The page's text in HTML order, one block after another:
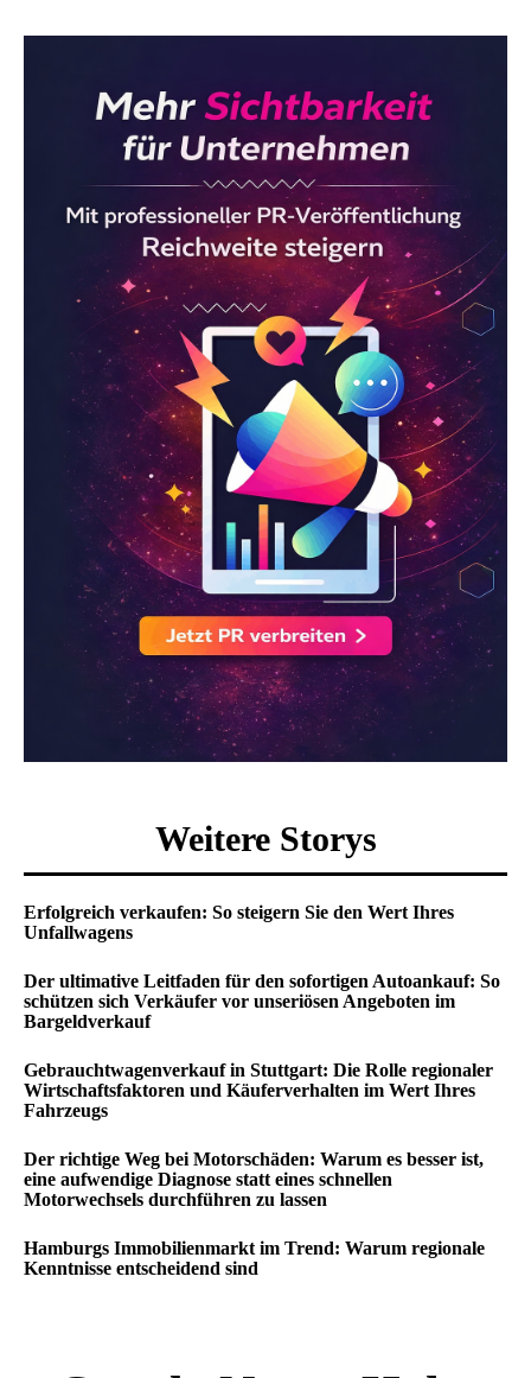
Weitere Storys
Erfolgreich verkaufen: So steigern Sie den Wert Ihres
Unfallwagens
Der ultimative Leitfaden für den sofortigen Autoankauf: So
schützen sich Verkäufer vor unseriösen Angeboten im
Bargeldverkauf
Gebrauchtwagenverkauf in Stuttgart: Die Rolle regionaler
Wirtschaftsfaktoren und Käuferverhalten im Wert Ihres
Fahrzeugs
Der richtige Weg bei Motorschäden: Warum es besser ist,
eine aufwendige Diagnose statt eines schnellen
Motorwechsels durchführen zu lassen
Hamburgs Immobilienmarkt im Trend: Warum regionale
Kenntnisse entscheidend sind